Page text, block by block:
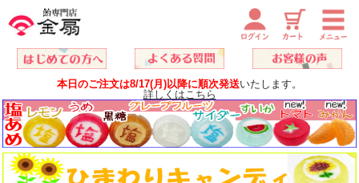
本日のご注文は8/17(月)以降に順次発送いたします。
詳しくはこちら